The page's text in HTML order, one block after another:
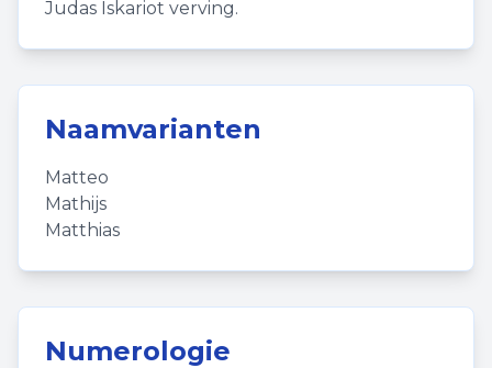
Judas Iskariot verving.
Naamvarianten
Matteo
Mathijs
Matthias
Numerologie